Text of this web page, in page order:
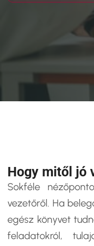
Hogy mitől jó
Sokféle
vezetőről. Ha
egész könyvet
feladatokról,